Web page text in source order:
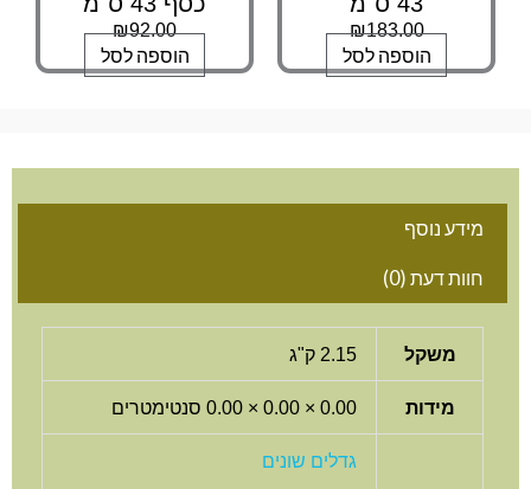
₪183.00
הוספה לסל
₪92.00
הוספה לסל
מידע נוסף
חוות דעת (0)
משקל 2.15 ק"ג
מידות 0.00 × 0.00 × 0.00 סנטימטרים
גדלים שונים